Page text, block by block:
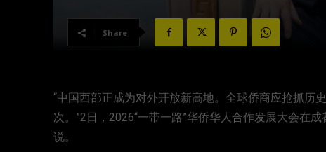
Share
“中国西部正成为对外开放新高地。全球侨商应抢抓历
次。”2日，2026“一带一路”华侨华人合作发展大会在
说。